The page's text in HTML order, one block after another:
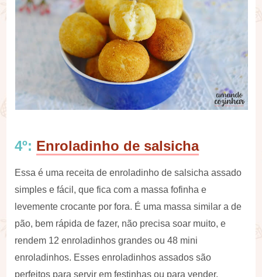
4º: Enroladinho de salsicha
Essa é uma receita de enroladinho de salsicha assado
simples e fácil, que fica com a massa fofinha e
levemente crocante por fora. É uma massa similar a de
pão, bem rápida de fazer, não precisa soar muito, e
rendem 12 enroladinhos grandes ou 48 mini
enroladinhos. Esses enroladinhos assados são
perfeitos para servir em festinhas ou para vender.